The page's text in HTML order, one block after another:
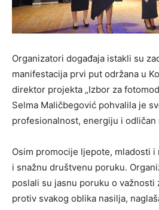
Organizatori događaja istakli su
manifestacija prvi put održana u
direktor projekta „Izbor za
Selma Maličbegović pohvalila je
profesionalnost, energiju i odličan
Osim promocije ljepote, mladosti i
i snažnu društvenu poruku.
poslali su jasnu poruku o važnosti
protiv svakog oblika nasilja,